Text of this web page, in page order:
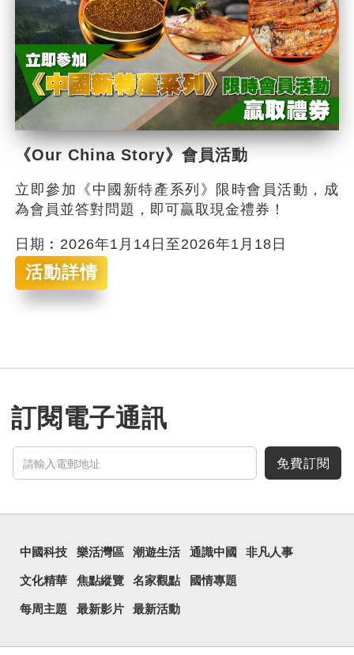
《Our China Story》會員活動
立即參加《中國新特產系列》限時會員活動，成
為會員並答對問題，即可贏取現金禮券！
日期︰2026年1月14日至2026年1月18日
活動詳情
訂閱電子通訊
免費訂閱
中國科技 樂活灣區 潮遊生活 通識中國 非凡人事
文化精華 焦點縱覽 名家觀點 國情專題
每周主題 最新影片 最新活動